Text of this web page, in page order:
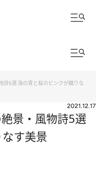
詩5選 海の青と桜のピンクが織りな
2021.12.17
景・風物詩5選
す美景